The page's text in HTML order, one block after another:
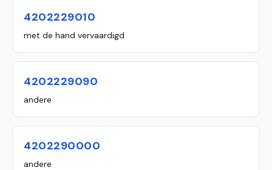
4202229010
met de hand vervaardigd
4202229090
andere
4202290000
andere